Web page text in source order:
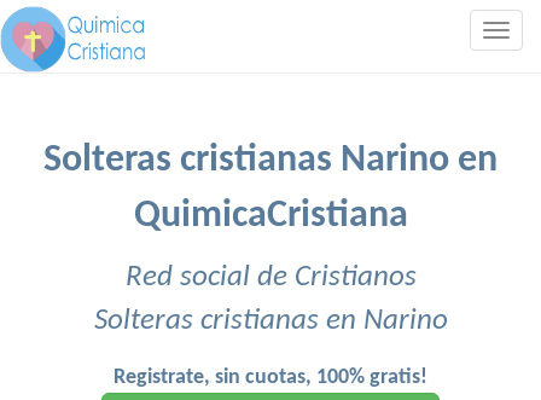
Solteras cristianas Narino en
QuimicaCristiana
Red social de Cristianos
Solteras cristianas en Narino
Registrate, sin cuotas, 100% gratis!